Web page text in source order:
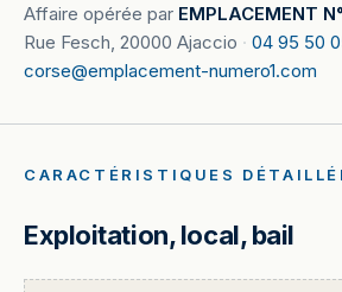
Affaire opérée par EMPLACEMENT
Rue Fesch, 20000 Ajaccio · 04 95 50
corse@emplacement-numero1.com
CARACTÉRISTIQUES
Exploitation, local, bail